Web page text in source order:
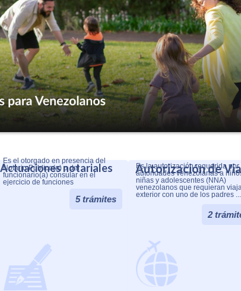
Actuaciones notariales
Es el otorgado en presencia del
Notario Público(a) o del
funcionario(a) consular en el
ejercicio de funciones
5 trámites
Autorización de
Es la autorización requerida por
autoridades venezolanas a
niñas y adolescentes (NNA)
venezolanos que requieran
exterior con uno de los padres ...
2